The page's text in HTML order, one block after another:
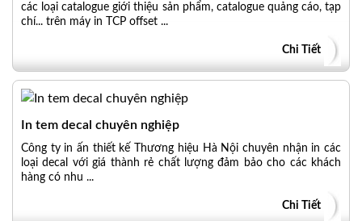
các loại catalogue giới thiệu sản phẩm, catalogue quảng cáo, tạp
chí... trên máy in TCP offset ...
Chi Tiết
In tem decal chuyên nghiệp
Công ty in ấn thiết kế Thương hiệu Hà Nội chuyên nhận in các
loại decal với giá thành rẻ chất lượng đảm bảo cho các khách
hàng có nhu ...
Chi Tiết